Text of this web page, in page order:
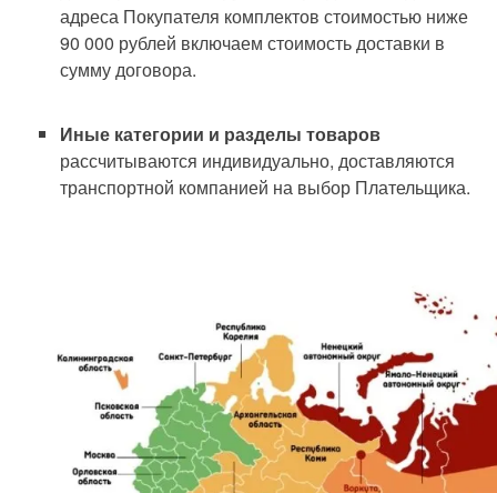
адреса Покупателя комплектов стоимостью ниже
90 000 рублей включаем стоимость доставки в
сумму договора.
Иные категории и разделы товаров
рассчитываются индивидуально, доставляются
транспортной компанией на выбор Плательщика.